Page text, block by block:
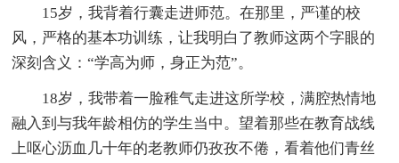
15岁，我背着行囊走进师范。在那里，严谨的校
风，严格的基本功训练，让我明白了教师这两个字眼的
深刻含义：“学高为师，身正为范”。
18岁，我带着一脸稚气走进这所学校，满腔热情地
融入到与我年龄相仿的学生当中。望着那些在教育战线
上呕心沥血几十年的老教师仍孜孜不倦，看着他们青丝